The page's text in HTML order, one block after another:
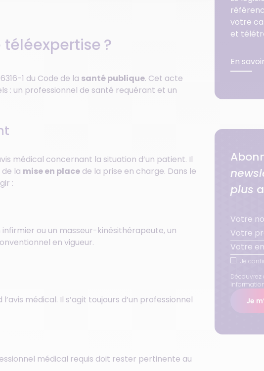
?
1 du Code de la santé publique. Cet acte
: un professionnel de santé requérant et un
médical concernant la situation d’un patient. Il
la mise en place de la prise en charge. Dans le
:
infirmier ou un masseur-kinésithérapeute, un
en vigueur.
médical. Il s’agit toujours d’un professionnel
médical requis doit rester pertinente au
votre
et
En
plus
Je
Je